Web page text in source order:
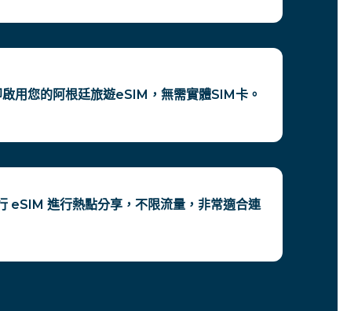
用您的阿根廷旅遊eSIM，無需實體SIM卡。
eSIM 進行熱點分享，不限流量，非常適合連